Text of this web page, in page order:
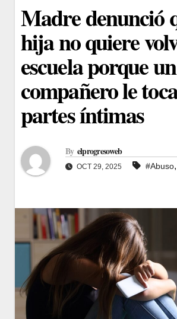
Madre denunció
hija no quiere
escuela porque un
compañero le
partes íntimas
By elprogresoweb
OCT 29, 2025 #Abuso,